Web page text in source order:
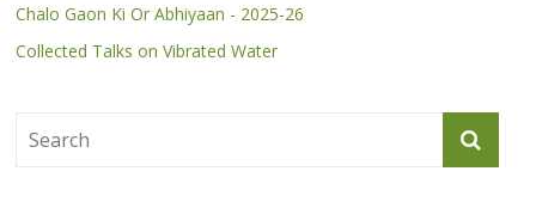
Chalo Gaon Ki Or Abhiyaan - 2025-26
Collected Talks on Vibrated Water